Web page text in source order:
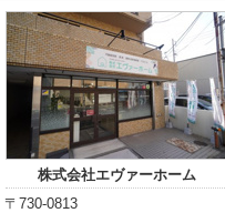
株式会社エヴァーホーム
〒730-0813